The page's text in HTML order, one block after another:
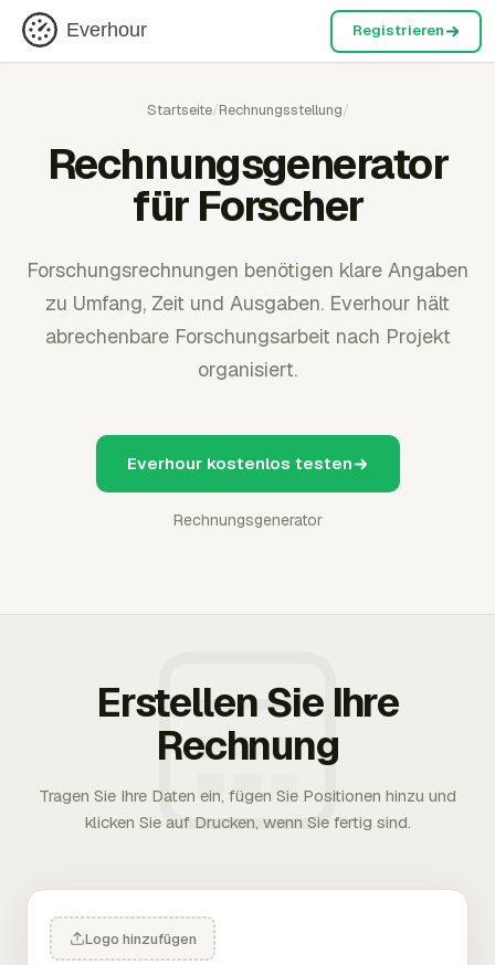
Everhour Registrieren
Startseite/Rechnungsstellung/
Rechnungsgenerator
für Forscher
Forschungsrechnungen benötigen klare Angaben
zu Umfang, Zeit und Ausgaben. Everhour hält
abrechenbare Forschungsarbeit nach Projekt
organisiert.
Everhour kostenlos testen
Rechnungsgenerator
Erstellen Sie Ihre
Rechnung
Tragen Sie Ihre Daten ein, fügen Sie Positionen hinzu und
klicken Sie auf Drucken, wenn Sie fertig sind.
Logo hinzufügen